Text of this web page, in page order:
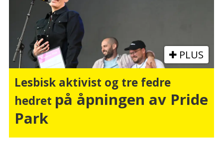
PLUS
Lesbisk aktivist og tre fedre
hedret på åpningen av Pride
Park